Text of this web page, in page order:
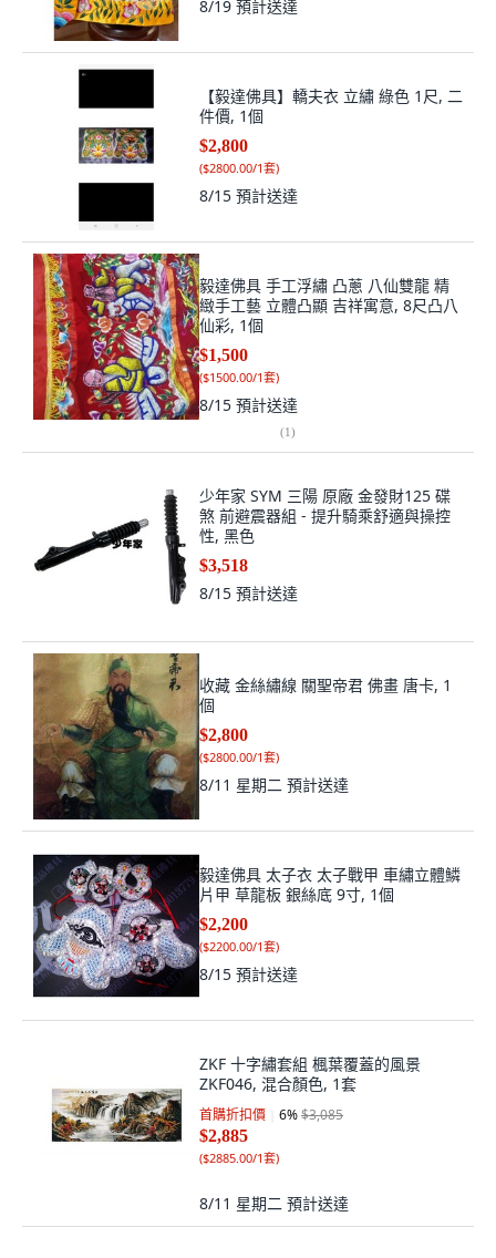
8/19 預計送達
【毅達佛具】轎夫衣 立繡 綠色 1尺, 二
件價, 1個
$2,800
($2800.00/1套)
8/15 預計送達
毅達佛具 手工浮繡 凸蔥 八仙雙龍 精
緻手工藝 立體凸顯 吉祥寓意, 8尺凸八
仙彩, 1個
$1,500
($1500.00/1套)
8/15 預計送達
(1)
少年家 SYM 三陽 原廠 金發財125 碟
煞 前避震器組 - 提升騎乘舒適與操控
性, 黑色
$3,518
8/15 預計送達
收藏 金絲繡線 關聖帝君 佛畫 唐卡, 1
個
$2,800
($2800.00/1套)
8/11 星期二 預計送達
毅達佛具 太子衣 太子戰甲 車繡立體鱗
片甲 草龍板 銀絲底 9寸, 1個
$2,200
($2200.00/1套)
8/15 預計送達
ZKF 十字繡套組 楓葉覆蓋的風景
ZKF046, 混合顏色, 1套
首購折扣價 6%$3,085
$2,885
($2885.00/1套)
8/11 星期二 預計送達